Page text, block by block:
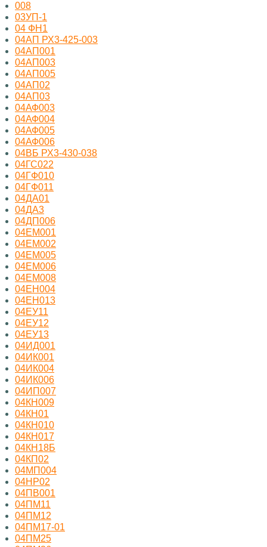
008
03УП-1
04 ФН1
04АП РХ3-425-003
04АП001
04АП003
04АП005
04АП02
04АП03
04АФ003
04АФ004
04АФ005
04АФ006
04ВБ РХ3-430-038
04ГС022
04ГФ010
04ГФ011
04ДА01
04ДА3
04ДП006
04ЕМ001
04ЕМ002
04ЕМ005
04ЕМ006
04ЕМ008
04ЕН004
04ЕН013
04ЕУ11
04ЕУ12
04ЕУ13
04ИД001
04ИК001
04ИК004
04ИК006
04ИП007
04КН009
04КН01
04КН010
04КН017
04КН18Б
04КП02
04МП004
04НР02
04ПВ001
04ПМ11
04ПМ12
04ПМ17-01
04ПМ25